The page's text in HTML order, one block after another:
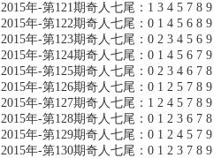
2015年-第121期奇人七尾：1 3 4 5 7 8 9
2015年-第122期奇人七尾：0 1 4 5 6 8 9
2015年-第123期奇人七尾：0 2 3 4 5 6 9
2015年-第124期奇人七尾：0 1 4 5 6 7 9
2015年-第125期奇人七尾：0 2 3 4 6 7 8
2015年-第126期奇人七尾：0 1 2 5 7 8 9
2015年-第127期奇人七尾：1 2 4 5 7 8 9
2015年-第128期奇人七尾：0 1 2 3 6 7 8
2015年-第129期奇人七尾：0 1 2 4 5 7 9
2015年-第130期奇人七尾：0 1 2 3 7 8 9